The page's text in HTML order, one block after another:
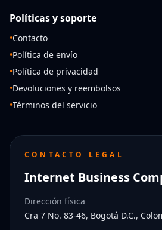
Políticas y soporte
•Contacto
•Política de envío
•Política de privacidad
•Devoluciones y reembolsos
•Términos del servicio
CONTACTO LEGAL
Internet Business
Dirección física
Cra 7 No. 83-46, Bogotá D.C.,